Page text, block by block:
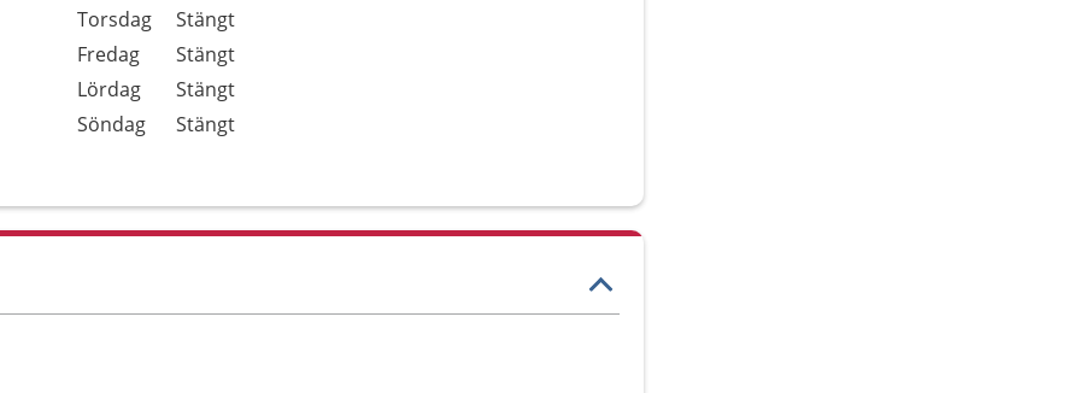
Torsdag
Stängt
Fredag
Stängt
Lördag
Stängt
Söndag
Stängt